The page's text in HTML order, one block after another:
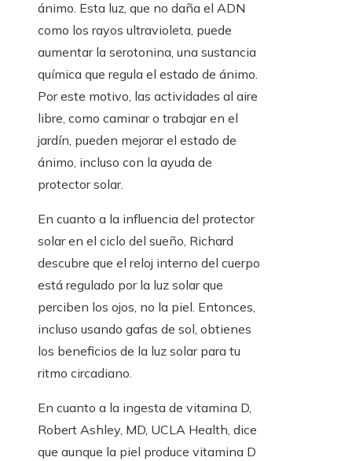
ánimo. Esta luz, que no daña el ADN
como los rayos ultravioleta, puede
aumentar la serotonina, una sustancia
química que regula el estado de ánimo.
Por este motivo, las actividades al aire
libre, como caminar o trabajar en el
jardín, pueden mejorar el estado de
ánimo, incluso con la ayuda de
protector solar.
En cuanto a la influencia del protector
solar en el ciclo del sueño, Richard
descubre que el reloj interno del cuerpo
está regulado por la luz solar que
perciben los ojos, no la piel. Entonces,
incluso usando gafas de sol, obtienes
los beneficios de la luz solar para tu
ritmo circadiano.
En cuanto a la ingesta de vitamina D,
Robert Ashley, MD, UCLA Health, dice
que aunque la piel produce vitamina D